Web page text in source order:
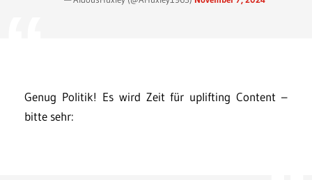
Genug Politik! Es wird Zeit für uplifting Content –
bitte sehr: